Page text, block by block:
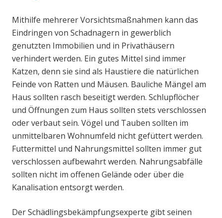
Mithilfe mehrerer Vorsichtsmaßnahmen kann das
Eindringen von Schadnagern in gewerblich
genutzten Immobilien und in Privathäusern
verhindert werden. Ein gutes Mittel sind immer
Katzen, denn sie sind als Haustiere die natürlichen
Feinde von Ratten und Mäusen. Bauliche Mängel am
Haus sollten rasch beseitigt werden. Schlupflöcher
und Öffnungen zum Haus sollten stets verschlossen
oder verbaut sein. Vögel und Tauben sollten im
unmittelbaren Wohnumfeld nicht gefüttert werden.
Futtermittel und Nahrungsmittel sollten immer gut
verschlossen aufbewahrt werden. Nahrungsabfälle
sollten nicht im offenen Gelände oder über die
Kanalisation entsorgt werden.
Der Schädlingsbekämpfungsexperte gibt seinen